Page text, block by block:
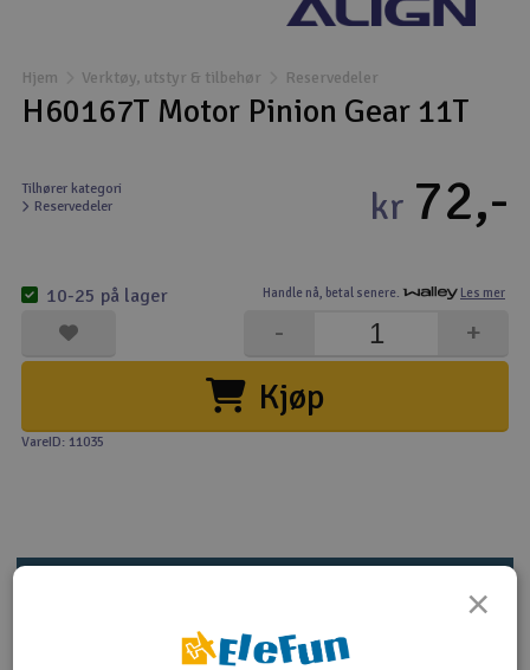
Droner
Fly
Helikopter
Kamerautstyr
Modellbygging, LEGO & byggesett
Outlet
Radioutstyr
Hjem Verktøy, utstyr & tilbehør Reservedeler
H60167T Motor Pinion Gear 11T
Tilhører kategori
Reservedeler
Handle nå, betal senere. Les mer
kr 72,-
Kjøp
+
-
10-25 på lager
VareID: 11035
×